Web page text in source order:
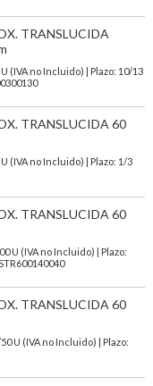
TRANSLUCIDA
(IVA no Incluido)
| Plazo: 10/13
TRANSLUCIDA 60
(IVA no Incluido)
| Plazo: 1/3
TRANSLUCIDA 60
U (IVA no Incluido)
| Plazo:
TRANSLUCIDA 60
U (IVA no Incluido) | Plazo: